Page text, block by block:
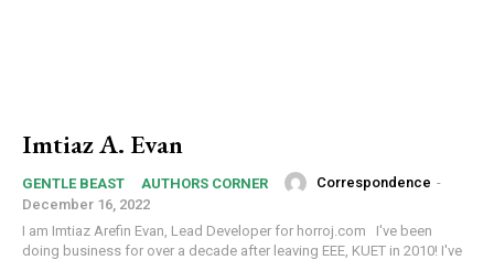
Imtiaz A. Evan
GENTLE BEAST AUTHORS CORNER Correspondence -
December 16, 2022
I am Imtiaz Arefin Evan, Lead Developer for horroj.com I've been
doing business for over a decade after leaving EEE, KUET in 2010! I've